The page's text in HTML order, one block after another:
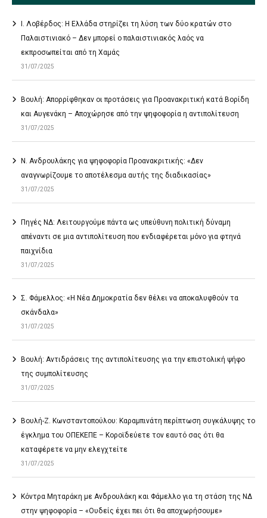
Ι. Λοβέρδος: Η Ελλάδα στηρίζει τη λύση των δύο κρατών στο
Παλαιστινιακό – Δεν μπορεί ο παλαιστινιακός λαός να
εκπροσωπείται από τη Χαμάς
31/07/2025
Βουλή: Απορρίφθηκαν οι προτάσεις για Προανακριτική κατά Βορίδη
και Αυγενάκη – Αποχώρησε από την ψηφοφορία η αντιπολίτευση
31/07/2025
Ν. Ανδρουλάκης για ψηφοφορία Προανακριτικής: «Δεν
αναγνωρίζουμε το αποτέλεσμα αυτής της διαδικασίας»
31/07/2025
Πηγές ΝΔ: Λειτουργούμε πάντα ως υπεύθυνη πολιτική δύναμη
απέναντι σε μια αντιπολίτευση που ενδιαφέρεται μόνο για φτηνά
παιχνίδια
31/07/2025
Σ. Φάμελλος: «Η Νέα Δημοκρατία δεν θέλει να αποκαλυφθούν τα
σκάνδαλα»
31/07/2025
Βουλή: Αντιδράσεις της αντιπολίτευσης για την επιστολική ψήφο
της συμπολίτευσης
31/07/2025
Βουλή-Ζ. Κωνσταντοπούλου: Καραμπινάτη περίπτωση συγκάλυψης το
έγκλημα του ΟΠΕΚΕΠΕ – Κοροϊδεύετε τον εαυτό σας ότι θα
καταφέρετε να μην ελεγχτείτε
31/07/2025
Κόντρα Μηταράκη με Ανδρουλάκη και Φάμελλο για τη στάση της ΝΔ
στην ψηφοφορία – «Ουδείς έχει πει ότι θα αποχωρήσουμε»